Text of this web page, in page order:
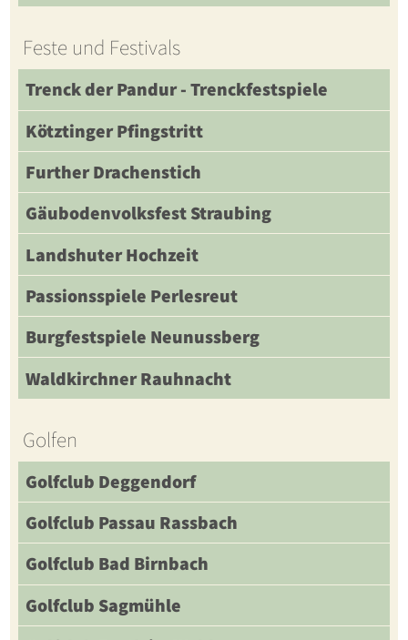
Feste und Festivals
Trenck der Pandur - Trenckfestspiele
Kötztinger Pfingstritt
Further Drachenstich
Gäubodenvolksfest Straubing
Landshuter Hochzeit
Passionsspiele Perlesreut
Burgfestspiele Neunussberg
Waldkirchner Rauhnacht
Golfen
Golfclub Deggendorf
Golfclub Passau Rassbach
Golfclub Bad Birnbach
Golfclub Sagmühle